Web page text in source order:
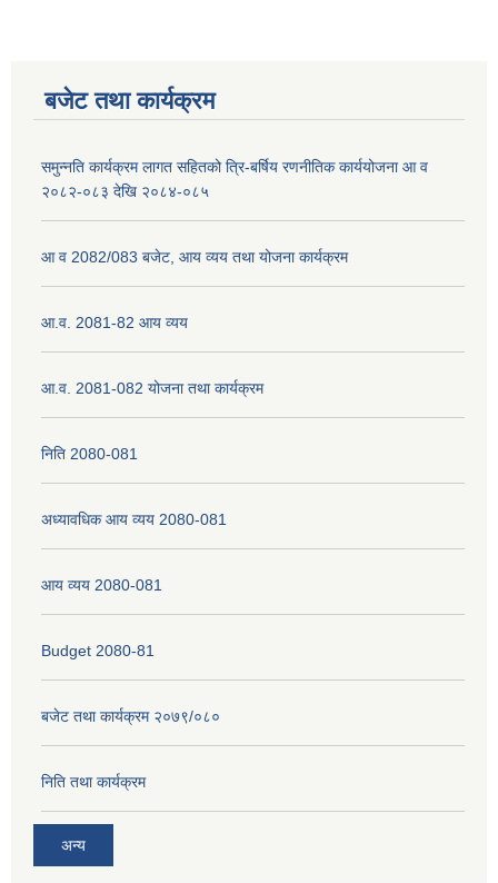
बजेट तथा कार्यक्रम
समुन्नति कार्यक्रम लागत सहितको त्रि-बर्षिय रणनीतिक कार्ययोजना आ व
२०८२-०८३ देखि २०८४-०८५
आ व 2082/083 बजेट, आय व्यय तथा योजना कार्यक्रम
आ.व. 2081-82 आय व्यय
आ.व. 2081-082 योजना तथा कार्यक्रम
निति 2080-081
अध्यावधिक आय व्यय 2080-081
आय व्यय 2080-081
Budget 2080-81
बजेट तथा कार्यक्रम २०७९/०८०
निति तथा कार्यक्रम
अन्य